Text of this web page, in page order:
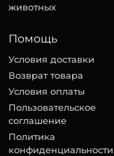
животных
Помощь
Условия доставки
Возврат товара
Условия оплаты
Пользовательское
соглашение
Политика
конфиденциальности